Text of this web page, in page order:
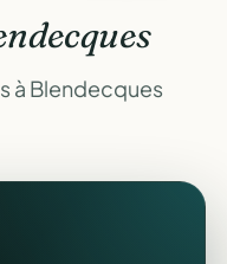
à Blendecques